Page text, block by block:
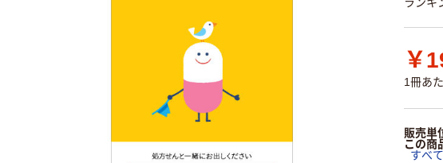
￥
1冊あ
販売単
この商
すべ